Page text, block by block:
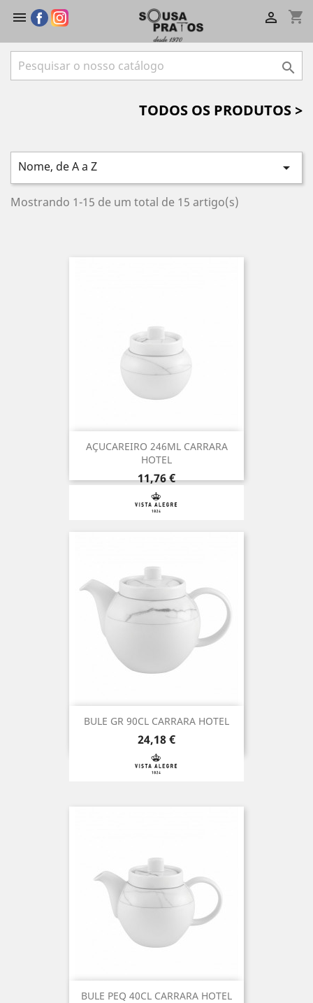
 shopping_cart


TODOS OS PRODUTOS >
Nome, de A a Z 
Mostrando 1-15 de um total de 15 artigo(s)
AÇUCAREIRO 246ML CARRARA
HOTEL
Preço
11,76 €
BULE GR 90CL CARRARA HOTEL
Preço
24,18 €
BULE PEQ 40CL CARRARA HOTEL